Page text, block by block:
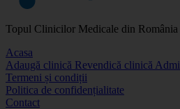
Topul Clinicilor Medicale din România
Acasa
Adaugă clinică Revendică clinică
Termeni și condiții
Politica de confidențialitate
Contact